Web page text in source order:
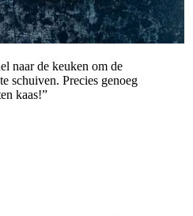
naar de keuken om de
schuiven. Precies genoeg
kaas!”